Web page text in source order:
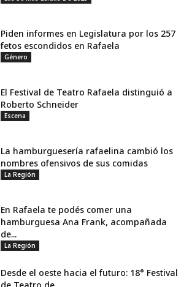
Piden informes en Legislatura por los 257
fetos escondidos en Rafaela
Género
El Festival de Teatro Rafaela distinguió a
Roberto Schneider
Escena
La hamburguesería rafaelina cambió los
nombres ofensivos de sus comidas
La Región
En Rafaela te podés comer una
hamburguesa Ana Frank, acompañada
de...
La Región
Desde el oeste hacia el futuro: 18° Festival